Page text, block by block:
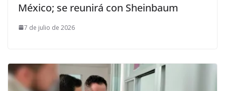
México; se reunirá con Sheinbaum
7 de julio de 2026